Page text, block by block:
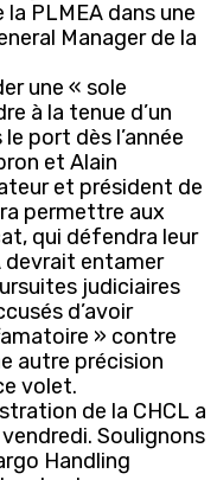
PLMEA dans une
Manager de la
une « sole
à la tenue d’un
port dès l’année
et Alain
et président de
permettre aux
qui défendra leur
devrait entamer
judiciaires
d’avoir
» contre
autre précision
volet.
de la CHCL a
Soulignons
Handling